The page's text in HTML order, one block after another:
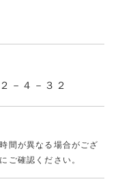
－４－３２
間が異なる場合がござ
ご確認ください。